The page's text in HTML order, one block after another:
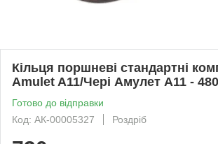
Кільця поршневі стандартні
Amulet A11/Чері Амулет А11 -
Готово до відправки
Код: АК-00005327
Роздріб